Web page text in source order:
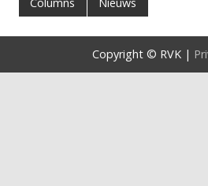
Copyright © RVK |